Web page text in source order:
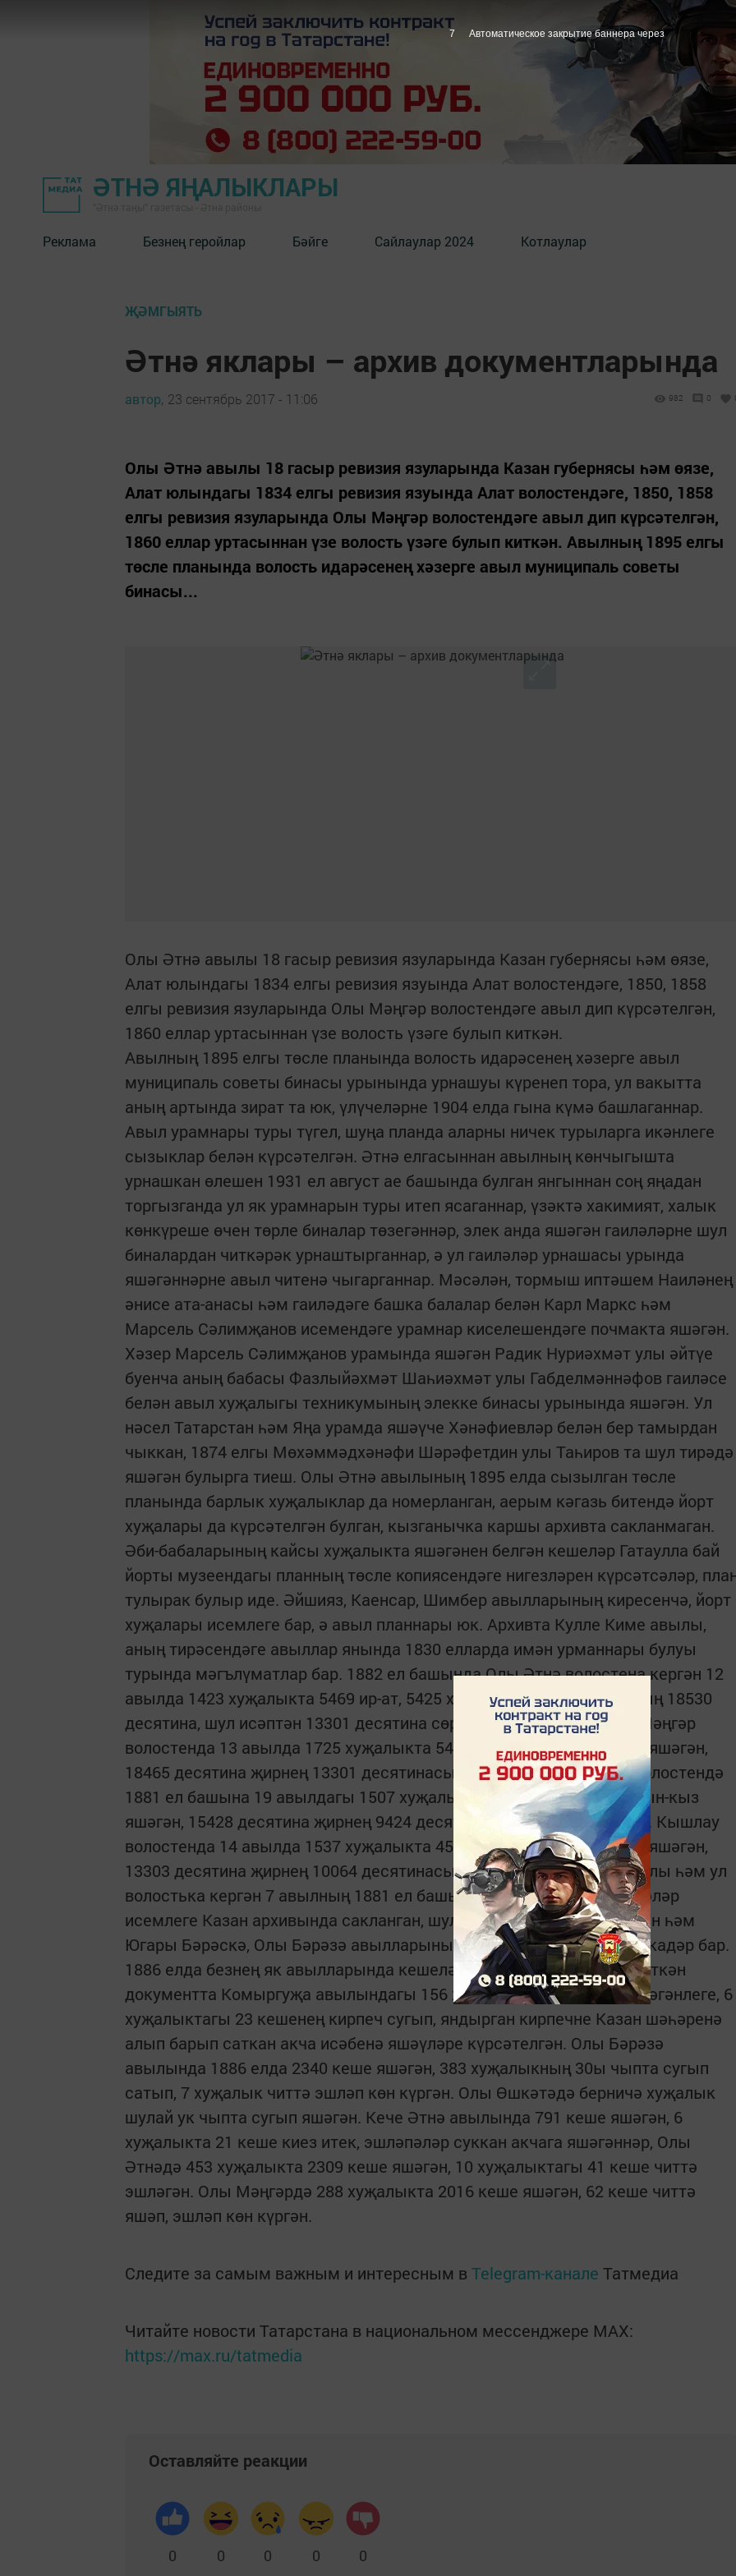
ӘТНӘ ЯҢАЛЫКЛАРЫ
Реклама Безнең геройлар Бәйге Сайлаулар 2024 Котлаулар
ҖӘМГЫЯТЬ
Әтнә яклары – архив документларында
автор, 23 сентябрь 2017 - 11:06 982 0
Олы Әтнә авылы 18 гасыр ревизия язуларында Казан губернясы һәм өязе,
Алат юлындагы 1834 елгы ревизия язуында Алат волостендәге, 1850, 1858
елгы ревизия язуларында Олы Мәңгәр волостендәге авыл дип күрсәтелгән,
1860 еллар уртасыннан үзе волость үзәге булып киткән. Авылның 1895 елгы
төсле планында волость идарәсенең хәзерге авыл муниципаль советы
бинасы...
Олы Әтнә авылы 18 гасыр ревизия язуларында Казан губернясы һәм өязе,
Алат юлындагы 1834 елгы ревизия язуында Алат волостендәге, 1850, 1858
елгы ревизия язуларында Олы Мәңгәр волостендәге авыл дип күрсәтелгән,
1860 еллар уртасыннан үзе волость үзәге булып киткән.
Авылның 1895 елгы төсле планында волость идарәсенең хәзерге авыл
муниципаль советы бинасы урынында урнашуы күренеп тора, ул вакытта
аның артында зират та юк, үлүчеләрне 1904 елда гына күмә башлаганнар.
Авыл урамнары туры түгел, шуңа планда аларны ничек турыларга икәнлеге
сызыклар белән күрсәтелгән. Әтнә елгасыннан авылның көнчыгышта
урнашкан өлешен 1931 ел август ае башында булган янгыннан соң яңадан
торгызганда ул як урамнарын туры итеп ясаганнар, үзәктә хакимият, халык
көнкүреше өчен төрле биналар төзегәннәр, элек анда яшәгән гаиләләрне шул
биналардан читкәрәк урнаштырганнар, ә ул гаиләләр урнашасы урында
яшәгәннәрне авыл читенә чыгарганнар. Мәсәлән, тормыш иптәшем Наиләнең
әнисе ата-ана­сы һәм гаиләдәге башка балалар белән Карл Маркс һәм
Марсель Сәлимҗанов исемендәге урамнар киселешендәге почмакта яшәгән.
Хәзер Марсель Сәлимҗанов урамында яшәгән Радик Нуриәхмәт улы әйтүе
буенча аның бабасы Фазлыйәхмәт Шаһиәхмәт улы Габделмәннәфов гаиләсе
белән авыл хуҗалыгы техникумының элекке бинасы урынында яшәгән. Ул
нәсел Татарстан һәм Яңа урамда яшәүче Хәнәфиевләр белән бер тамырдан
чыккан, 1874 елгы Мөхәммәдхәнәфи Шәрәфетдин улы Таһиров та шул тирәдә
яшәгән булырга тиеш. Олы Әтнә авылының 1895 елда сызылган төсле
планында барлык хуҗалыклар да номерланган, аерым кәгазь битендә йорт
хуҗалары да күрсәтелгән булган, кызганычка каршы архивта сакланмаган.
Әби-бабаларының кайсы хуҗалыкта яшәгәнен белгән кешеләр Гатаулла бай
йорты музеендагы планның төсле копиясендәге нигезләрен күрсәтсәләр,
тулырак булыр иде. Әйшияз, Каенсар, Шимбер авылларының киресенчә, йорт
хуҗалары исемлеге бар, ә авыл планнары юк. Архивта Кулле Киме авылы,
аның тирәсендәге авыллар янында 1830 елларда имән урманнары булуы
турында мәгълүматлар бар. 1882 ел башында Олы Әтнә волостена кергән 12
авылда 1423 хуҗалыкта 5469 ир-ат, 5425 хатын-кыз яшәгән, аларның 18530
десятина, шул исәптән 13301 десятина сөрү җирләре булган. Олы Мәңгәр
волостенда 13 авылда 1725 хуҗалык­та 5474 ир-ат, 5171 хатын-кыз яшәгән,
18465 десятина җирнең 13301 десятинасы сөрелгән. Күлле Киме волос­тендә
1881 ел башына 19 авылдагы 1507 хуҗалыкта 4445 ир-ат, 4488 хатын-кыз
яшәгән, 15428 десятина җирнең 9424 десятинасы сөрү җире булган. Кышлау
волостенда 14 авылда 1537 хуҗалыкта 4573 ир-ат, 4576 хатын-кыз яшәгән,
13303 десятина җирнең 10064 десятинасы сөрелгән. Олы Әтнә авылы һәм ул
волостька кергән 7 авылның 1881 ел башында русча язылган гаиләләр
исемлеге Казан архивында сакланган, шул исәптән Кече Әтнә, Түбән һәм
Югары Бәрәскә, Олы Бәрәзә авылларыныкы 1901 елның май аена кадәр бар.
1886 елда безнең як авылларында кешеләрнең шөгыльләрен курсәткән
документта Комыргуҗа авылындагы 156 хуҗалыкта 1008 кеше яшәгәнлеге, 6
хуҗалыктагы 23 кешенең кирпеч сугып, яндырган кирпечне Казан шәһәренә
алып барып саткан акча исәбенә яшәүләре күрсәтелгән. Олы Бәрәзә
авылында 1886 елда 2340 кеше яшәгән, 383 хуҗалыкның 30ы чыпта сугып
сатып, 7 хуҗалык читтә эшләп көн күргән. Олы Өшкәтәдә берничә хуҗалык
шулай ук чыпта сугып яшәгән. Кече Әтнә авылында 791 кеше яшәгән, 6
хуҗалыкта 21 кеше киез итек, эшләпәләр суккан акчага яшәгәннәр, Олы
Әтнәдә 453 хуҗалык­та 2309 кеше яшәгән, 10 хуҗалыктагы 41 кеше читтә
эшләгән. Олы Мәңгәрдә 288 хуҗалыкта 2016 кеше яшәгән, 62 кеше читтә
яшәп, эшләп көн күргән.
Следите за самым важным и интересным в Telegram-канале Татмедиа
Читайте новости Татарстана в национальном мессенджере MАХ:
https://max.ru/tatmedia
Оставляйте реакции
0 0 0 0 0
6 Автоматическое закрытие баннера через